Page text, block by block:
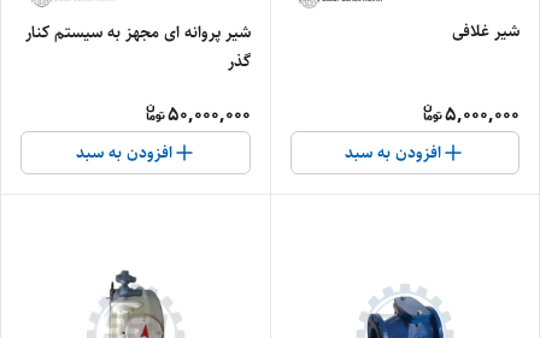
شیر غلافی
5,000,000
افزودن به سبد
شیر پروانه ای مجهز به سیستم کنار
گذر
50,000,000
افزودن به سبد